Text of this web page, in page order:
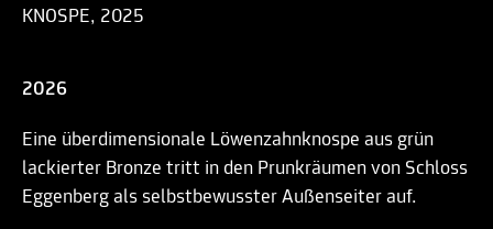
KNOSPE, 2025
2026
Eine überdimensionale Löwenzahnknospe aus grün
lackierter Bronze tritt in den Prunkräumen von Schloss
Eggenberg als selbstbewusster Außenseiter auf.